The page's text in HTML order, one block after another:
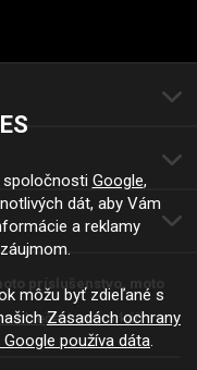
príslušenstvo, moto
oblečení - motorkáři
spoločnosti Google,
dát, aby Vám
a reklamy
môžu byť zdieľané s
Zásadách ochrany
Google používa dáta.